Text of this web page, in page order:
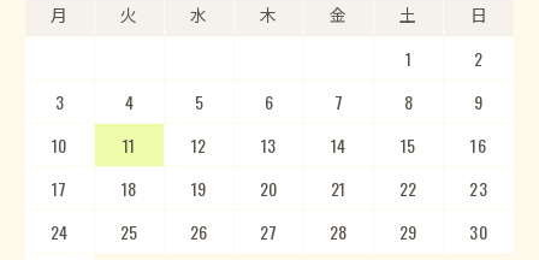
月 火 水 木 金 土 日
1
2
3
4 5 6 7 8
9
10
11 12 13 14 15
16
17
18 19 20 21 22
23
24
25 26 27 28 29
30
月 火 水 木 金 土 日
5
6
7
8 9 10 11 12
13
14
15 16 17 18 19
20
21
22 23 24 25 26
27
28
29 30